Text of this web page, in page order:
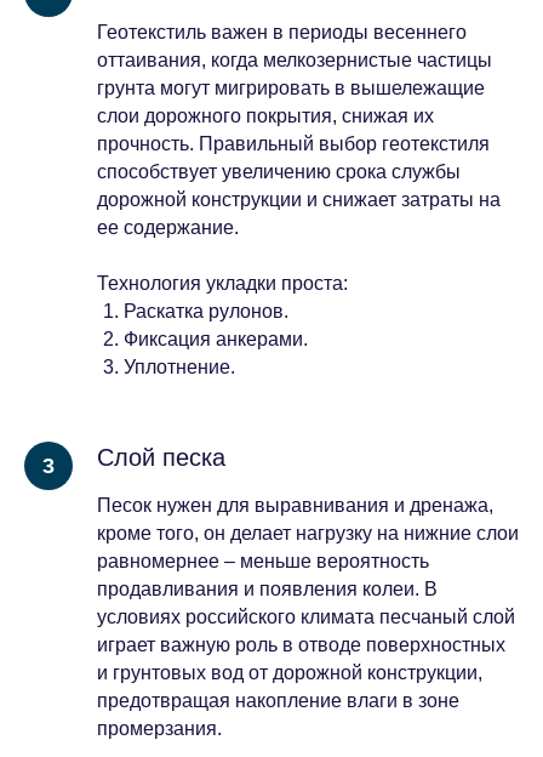
Геотекстиль важен в периоды весеннего
оттаивания, когда мелкозернистые частицы
грунта могут мигрировать в вышележащие
слои дорожного покрытия, снижая их
прочность. Правильный выбор геотекстиля
способствует увеличению срока службы
дорожной конструкции и снижает затраты на
ее содержание.
Технология укладки проста:
Раскатка рулонов.
Фиксация анкерами.
Уплотнение.
Слой песка
Песок нужен для выравнивания и дренажа,
кроме того, он делает нагрузку на нижние слои
равномернее – меньше вероятность
продавливания и появления колеи. В
условиях российского климата песчаный слой
играет важную роль в отводе поверхностных
и грунтовых вод от дорожной конструкции,
предотвращая накопление влаги в зоне
промерзания.